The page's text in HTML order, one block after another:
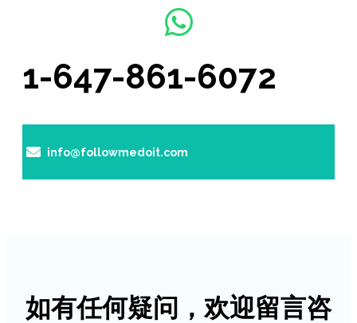
1-647-861-6072
info@followmedoit.com
如有任何疑问，欢迎留言咨